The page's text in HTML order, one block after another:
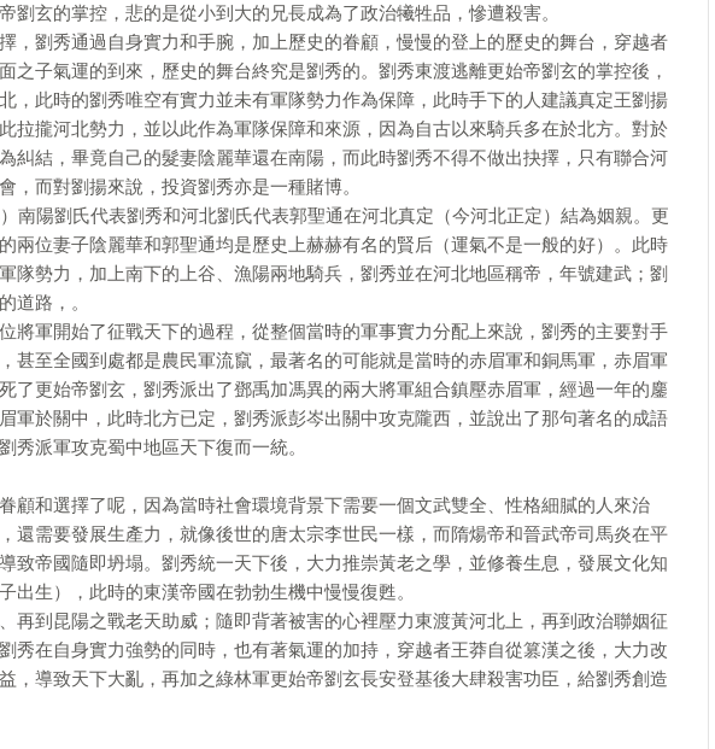
劉玄的掌控，悲的是從小到大的兄長成為了政治犧牲品，慘遭殺害。
，劉秀通過自身實力和手腕，加上歷史的眷顧，慢慢的登上的歷史的舞台，穿越者
之子氣運的到來，歷史的舞台終究是劉秀的。劉秀東渡逃離更始帝劉玄的掌控後，
，此時的劉秀唯空有實力並未有軍隊勢力作為保障，此時手下的人建議真定王劉揚
拉攏河北勢力，並以此作為軍隊保障和來源，因為自古以來騎兵多在於北方。對於
糾結，畢竟自己的髮妻陰麗華還在南陽，而此時劉秀不得不做出抉擇，只有聯合河
，而對劉揚來說，投資劉秀亦是一種賭博。
南陽劉氏代表劉秀和河北劉氏代表郭聖通在河北真定（今河北正定）結為姻親。更
兩位妻子陰麗華和郭聖通均是歷史上赫赫有名的賢后（運氣不是一般的好）。此時
隊勢力，加上南下的上谷、漁陽兩地騎兵，劉秀並在河北地區稱帝，年號建武；劉
道路，。
將軍開始了征戰天下的過程，從整個當時的軍事實力分配上來說，劉秀的主要對手
甚至全國到處都是農民軍流竄，最著名的可能就是當時的赤眉軍和銅馬軍，赤眉軍
了更始帝劉玄，劉秀派出了鄧禹加馮異的兩大將軍組合鎮壓赤眉軍，經過一年的鏖
軍於關中，此時北方已定，劉秀派彭岑出關中攻克隴西，並說出了那句著名的成語
秀派軍攻克蜀中地區天下復而一統。
顧和選擇了呢，因為當時社會環境背景下需要一個文武雙全、性格細膩的人來治
還需要發展生產力，就像後世的唐太宗李世民一樣，而隋煬帝和晉武帝司馬炎在平
致帝國隨即坍塌。劉秀統一天下後，大力推崇黃老之學，並修養生息，發展文化知
出生），此時的東漢帝國在勃勃生機中慢慢復甦。
再到昆陽之戰老天助威；隨即背著被害的心裡壓力東渡黃河北上，再到政治聯姻征
秀在自身實力強勢的同時，也有著氣運的加持，穿越者王莽自從篡漢之後，大力改
，導致天下大亂，再加之綠林軍更始帝劉玄長安登基後大肆殺害功臣，給劉秀創造